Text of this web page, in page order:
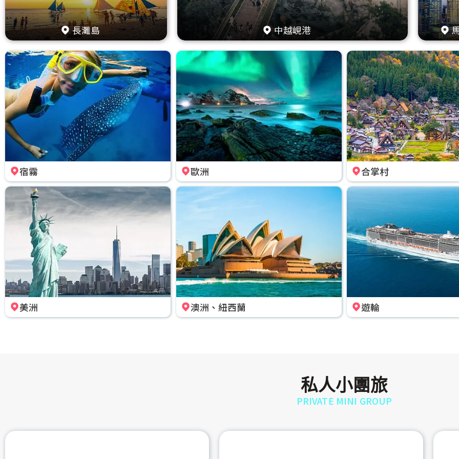
長灘島 中越峴港
宿霧 歐洲 合掌村
美洲 澳洲、紐西蘭 遊輪
私人小團旅
PRIVATE MINI GROUP